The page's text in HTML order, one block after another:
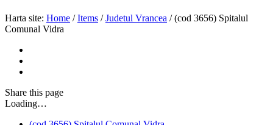
Harta site: Home / Items / Judetul Vrancea / (cod 3656) Spitalul
Comunal Vidra
Share this page
Loading…